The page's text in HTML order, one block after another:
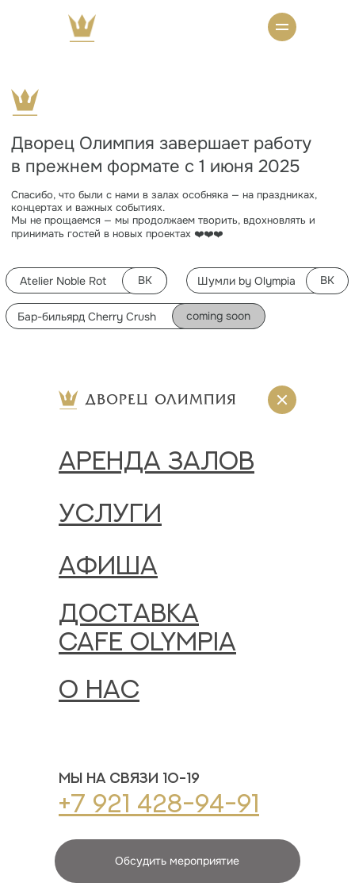
Шумли by Olympia
Atelier Noble Rot ВК
Дворец Олимпия завершает работу
в прежнем формате с 1 июня 2025
Спасибо, что были с нами в залах особняка — на праздниках,
концертах и важных событиях.
Мы не прощаемся — мы продолжаем творить, вдохновлять и
принимать гостей в новых проектах ❤️❤️❤️
Бар-бильярд Cherry Crush coming soon
АРЕНДА ЗАЛОВ
УСЛУГИ
АФИША
ДОСТАВКА
CAFE OLYMPIA
О НАС
Мы на связи 10-19
+7 921 428-94-91
Обсудить мероприятие